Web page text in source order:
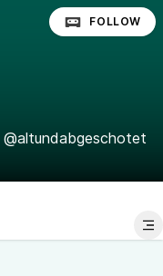
@altundabgeschotet
FOLLOW